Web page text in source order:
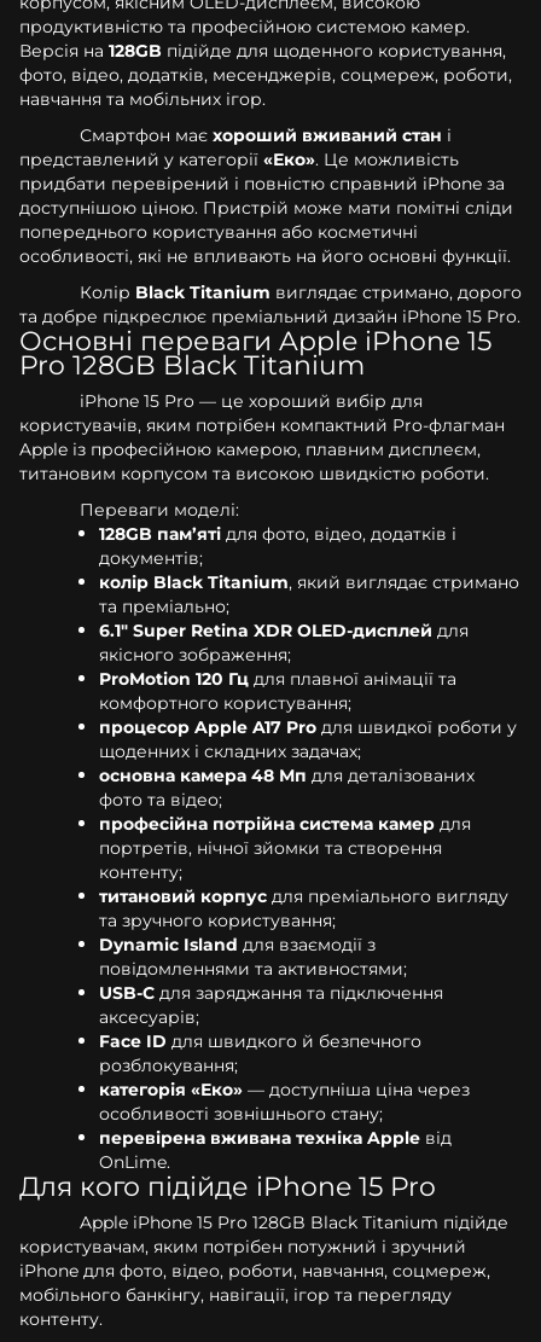
продуктивністю та професійною системою камер.
Версія на 128GB підійде для щоденного користування,
фото, відео, додатків, месенджерів, соцмереж, роботи,
навчання та мобільних ігор.
Смартфон має хороший вживаний стан і
представлений у категорії «Еко». Це можливість
придбати перевірений і повністю справний iPhone за
доступнішою ціною. Пристрій може мати помітні сліди
попереднього користування або косметичні
особливості, які не впливають на його основні функції.
Колір Black Titanium виглядає стримано, дорого
та добре підкреслює преміальний дизайн iPhone 15 Pro.
Основні переваги Apple iPhone 15
Pro 128GB Black Titanium
iPhone 15 Pro — це хороший вибір для
користувачів, яким потрібен компактний Pro-флагман
Apple із професійною камерою, плавним дисплеєм,
титановим корпусом та високою швидкістю роботи.
Переваги моделі:
128GB пам’яті для фото, відео, додатків і
документів;
колір Black Titanium, який виглядає стримано
та преміально;
6.1" Super Retina XDR OLED-дисплей для
якісного зображення;
ProMotion 120 Гц для плавної анімації та
комфортного користування;
процесор Apple A17 Pro для швидкої роботи у
щоденних і складних задачах;
основна камера 48 Мп для деталізованих
фото та відео;
професійна потрійна система камер для
портретів, нічної зйомки та створення
контенту;
титановий корпус для преміального вигляду
та зручного користування;
Dynamic Island для взаємодії з
повідомленнями та активностями;
USB-C для заряджання та підключення
аксесуарів;
Face ID для швидкого й безпечного
розблокування;
категорія «Еко» — доступніша ціна через
особливості зовнішнього стану;
перевірена вживана техніка Apple від
OnLime.
Для кого підійде iPhone 15 Pro
Apple iPhone 15 Pro 128GB Black Titanium підійде
користувачам, яким потрібен потужний і зручний
iPhone для фото, відео, роботи, навчання, соцмереж,
мобільного банкінгу, навігації, ігор та перегляду
контенту.